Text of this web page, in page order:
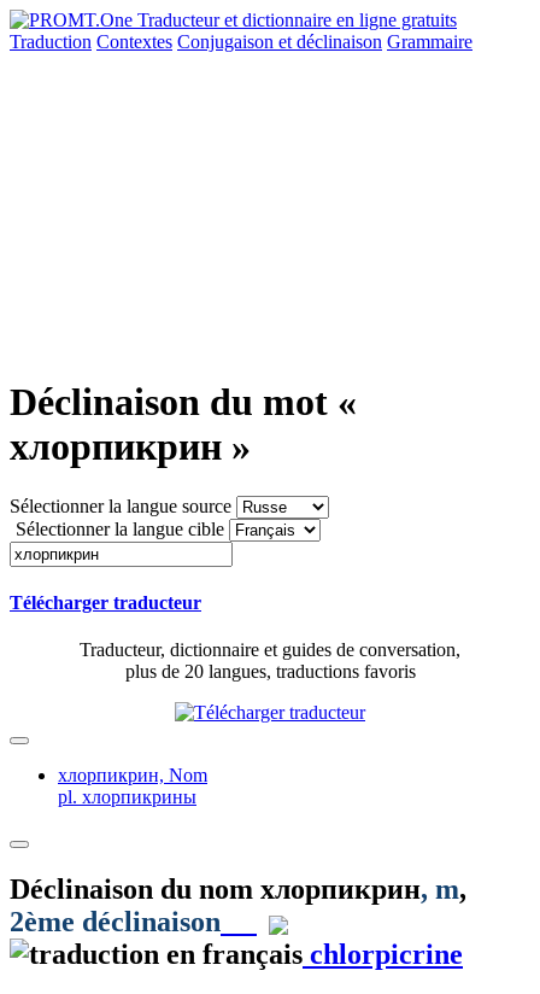
Traduction Contextes Conjugaison et déclinaison Grammaire
Déclinaison du mot «
хлорпикрин »
Sélectionner la langue source
Sélectionner la langue cible
Télécharger traducteur
Traducteur, dictionnaire et guides de conversation,
plus de 20 langues, traductions favoris
хлорпикрин, Nom
pl. хлорпикрины
Déclinaison du nom хлорпикрин, m,
2ème déclinaison
chlorpicrine